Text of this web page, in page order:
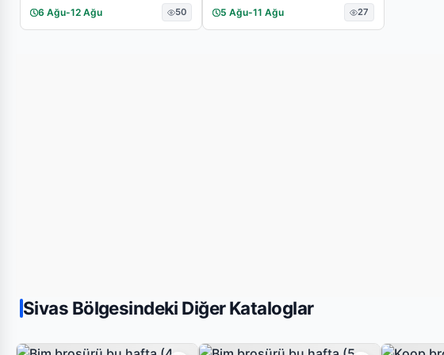
6 Ağu-12 Ağu 50 5 Ağu-11 Ağu 27
Sivas Bölgesindeki Diğer Kataloglar